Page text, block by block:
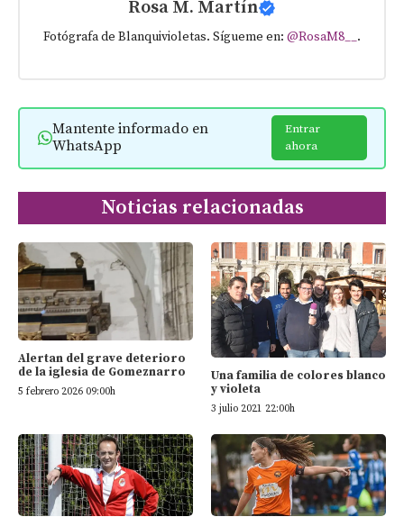
Rosa M. Martín
Fotógrafa de Blanquivioletas. Sígueme en: @RosaM8__.
Mantente informado en
WhatsApp
Entrar
ahora
Noticias relacionadas
Alertan del grave deterioro
de la iglesia de Gomeznarro
5 febrero 2026 09:00h
Una familia de colores blanco
y violeta
3 julio 2021 22:00h